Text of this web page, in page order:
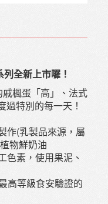
全新上市囉！
楓蛋「高」、法式
特別的每一天！
作(乳製品來源，屬
物鮮奶油
色素，使用果泥、
高等級食安驗證的